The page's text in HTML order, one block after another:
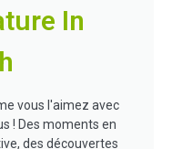
In
vous l'aimez avec
! Des moments en
des découvertes